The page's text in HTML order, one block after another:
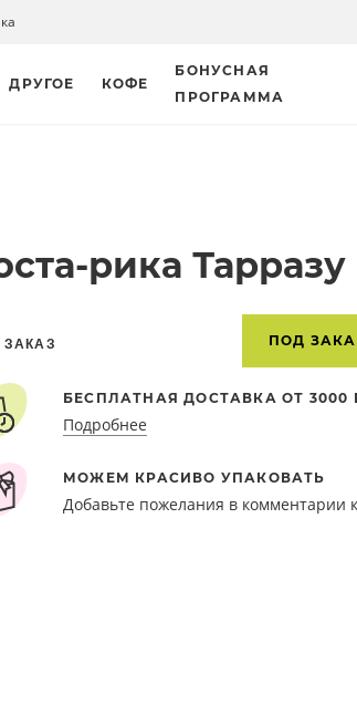
ДРУГОЕ КОФЕ
БОНУСНАЯ
ПРОГРАММА
рика Тарразу
ПОД
БЕСПЛАТНАЯ ДОСТАВКА ОТ 3000
Подробнее
МОЖЕМ КРАСИВО УПАКОВАТЬ
Добавьте пожелания в комментарии к